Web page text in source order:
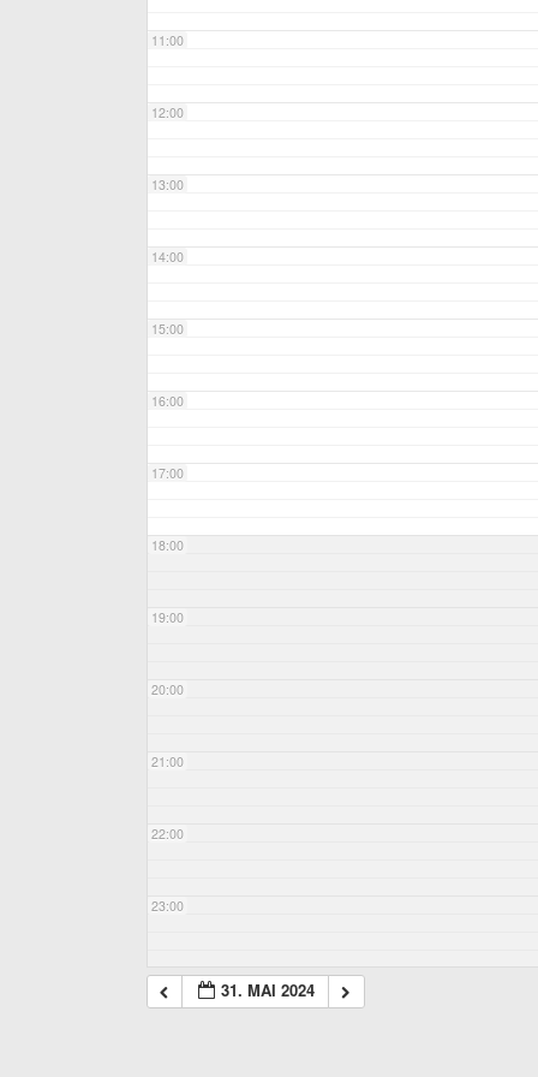
11:00
12:00
13:00
14:00
15:00
16:00
17:00
18:00
19:00
20:00
21:00
22:00
23:00
31. MAI 2024